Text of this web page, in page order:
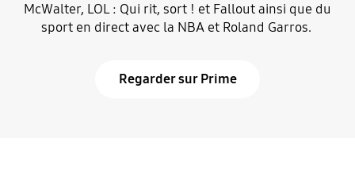
McWalter, LOL : Qui rit, sort ! et Fallout ainsi que du
sport en direct avec la NBA et Roland Garros.
Regarder sur Prime